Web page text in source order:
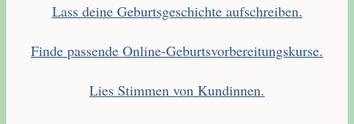
Lass deine Geburtsgeschichte aufschreiben.
Finde passende Online-Geburtsvorbereitungskurse.
Lies Stimmen von Kundinnen.